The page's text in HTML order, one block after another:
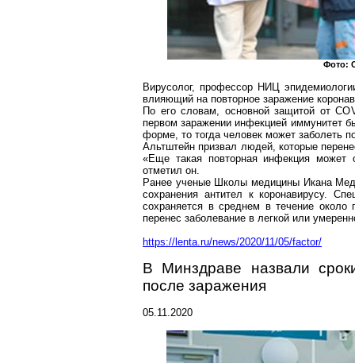
Фото:
Вирусолог, профессор НИЦ
влияющий на повторное заражение
По его словам, основной защитой от
первом заражении инфекцией иммунитет
форме, то тогда человек может заболеть
Альтштейн призвал людей, которые
«Еще такая повторная инфекция
отметил он.
Ранее ученые Школы медицины Икана
сохранения антител ккоронавирусу.
сохраняется в среднем в течение
перенес заболевание в легкой или
https://lenta.ru/news/2020/11/05/factor/
В Минздраве назвали
после заражения
05.11.2020